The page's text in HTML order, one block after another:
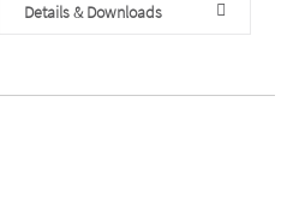
Details & Downloads